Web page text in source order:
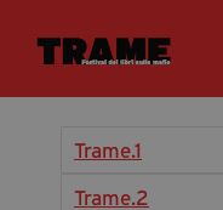
Trame.15
OspitiTrame.1
Trame.2